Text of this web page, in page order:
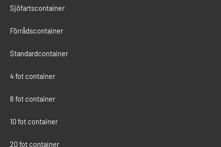
Sjöfartscontainer
Förrådscontainer
Standardcontainer
4 fot container
8 fot container
10 fot container
20 fot container